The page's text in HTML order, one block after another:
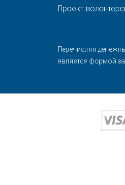
Проект
Перечисляя
является формой